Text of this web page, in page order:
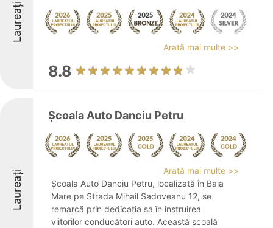
Laureați
Arată mai multe >>
8.8
Laureați
Școala Auto Danciu Petru
Arată mai multe >>
Școala Auto Danciu Petru, localizată în Baia
Mare pe Strada Mihail Sadoveanu 12, se
remarcă prin dedicația sa în instruirea
viitorilor conducători auto. Această școală